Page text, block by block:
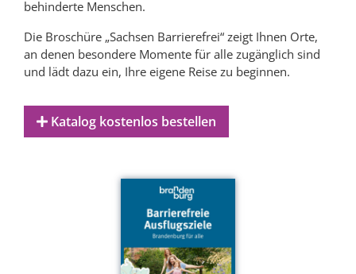
behinderte Menschen.
Die Broschüre „Sachsen Barrierefrei“ zeigt Ihnen Orte,
an denen besondere Momente für alle zugänglich sind
und lädt dazu ein, Ihre eigene Reise zu beginnen.
Katalog kostenlos bestellen